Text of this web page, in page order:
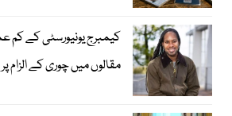
کیمبرج یونیورسٹی کے کم
مقالوں میں چوری کے الزام